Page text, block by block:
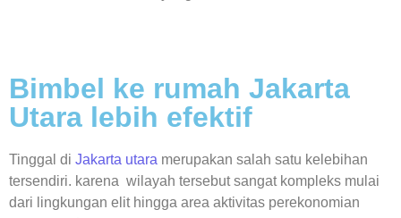
Bimbel ke rumah Jakarta
Utara lebih efektif
Tinggal di Jakarta utara merupakan salah satu kelebihan
tersendiri. karena wilayah tersebut sangat kompleks mulai
dari lingkungan elit hingga area aktivitas perekonomian